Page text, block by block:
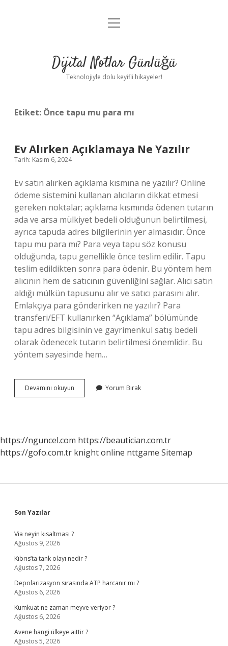
Anasayfa
Yasal Uyarı
menüyü
Dijital Notlar Günlüğü
Teknolojiyle dolu keyifli hikayeler!
Etiket: Önce tapu mu para mı
Ev Alırken Açıklamaya Ne Yazılır
Tarih: Kasım 6, 2024
Ev satın alırken açıklama kısmına ne yazılır? Online
ödeme sistemini kullanan alıcıların dikkat etmesi
gereken noktalar; açıklama kısmında ödenen tutarın
ada ve arsa mülkiyet bedeli olduğunun belirtilmesi,
ayrıca tapuda adres bilgilerinin yer almasıdır. Önce
tapu mu para mı? Para veya tapu söz konusu
olduğunda, tapu genellikle önce teslim edilir. Tapu
teslim edildikten sonra para ödenir. Bu yöntem hem
alıcının hem de satıcının güvenliğini sağlar. Alıcı satın
aldığı mülkün tapusunu alır ve satıcı parasını alır.
Emlakçıya para gönderirken ne yazılır? Para
transferi/EFT kullanırken “Açıklama” bölümünde
tapu adres bilgisinin ve gayrimenkul satış bedeli
olarak ödenecek tutarın belirtilmesi önemlidir. Bu
yöntem sayesinde hem…
Devamını okuyun
Alırken
Yorum Bırak
https://nguncel.com https://beautician.com.tr
https://gofo.com.tr knight online nttgame Sitemap
Sidebar
Son Yazılar
Via neyin kısaltması ?
Ağustos 9, 2026
Kıbrıs’ta tank olayı nedir ?
Ağustos 7, 2026
Depolarizasyon sırasında ATP harcanır mı ?
Ağustos 6, 2026
Kumkuat ne zaman meyve veriyor ?
Ağustos 6, 2026
Avene hangi ülkeye aittir ?
Ağustos 5, 2026